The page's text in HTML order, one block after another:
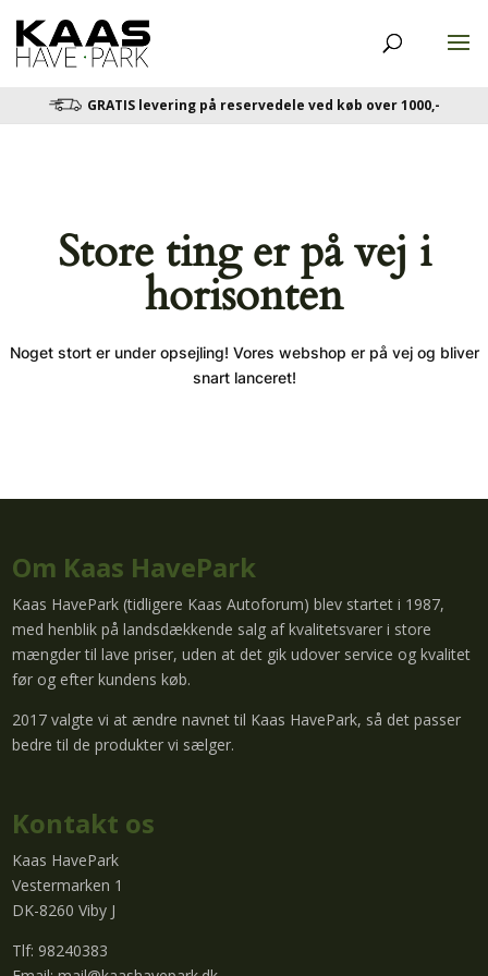
GRATIS levering på reservedele ved køb over 1000,-
Store ting er på vej i
horisonten
Noget stort er under opsejling! Vores webshop er på vej og bliver
snart lanceret!
Om Kaas HavePark
Kaas HavePark (tidligere Kaas Autoforum) blev startet i 1987,
med henblik på landsdækkende salg af kvalitetsvarer i store
mængder til lave priser, uden at det gik udover service og kvalitet
før og efter kundens køb.
2017 valgte vi at ændre navnet til Kaas HavePark, så det passer
bedre til de produkter vi sælger.
Kontakt os
Kaas HavePark
Vestermarken 1
DK-8260 Viby J
Tlf: 98240383